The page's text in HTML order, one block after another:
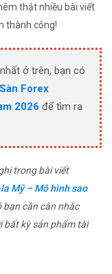
thật nhiều bài viết
thành công!
ở trên, bạn có
Forex
2026 để tìm ra
trong bài viết
Mỹ – Mô hình sao
cần cân nhắc
bất kỳ sản phẩm tài